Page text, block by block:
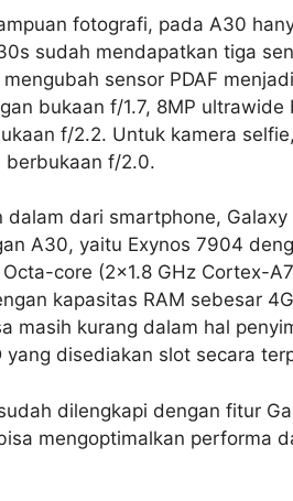
fotografi, pada A30
sudah mendapatkan tiga
sensor PDAF
bukaan f/1.7, 8MP
f/2.2. Untuk kamera
berbukaan f/2.0.
dalam dari smartphone,
A30, yaitu Exynos 7904
core (2×1.8 GHz Cortex-
kapasitas RAM sebesar
masih kurang dalam hal
yang disediakan slot secara
dilengkapi dengan fitur
mengoptimalkan performa